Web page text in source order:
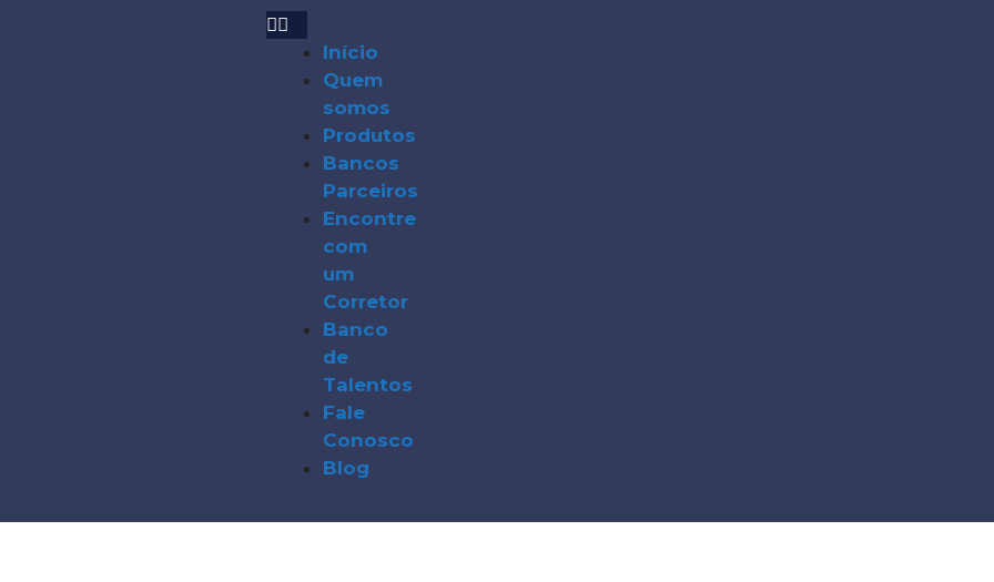
Início
Quem
somos
Produtos
Bancos
Parceiros
Encontre
com
um
Corretor
Banco
de
Talentos
Fale
Conosco
Blog